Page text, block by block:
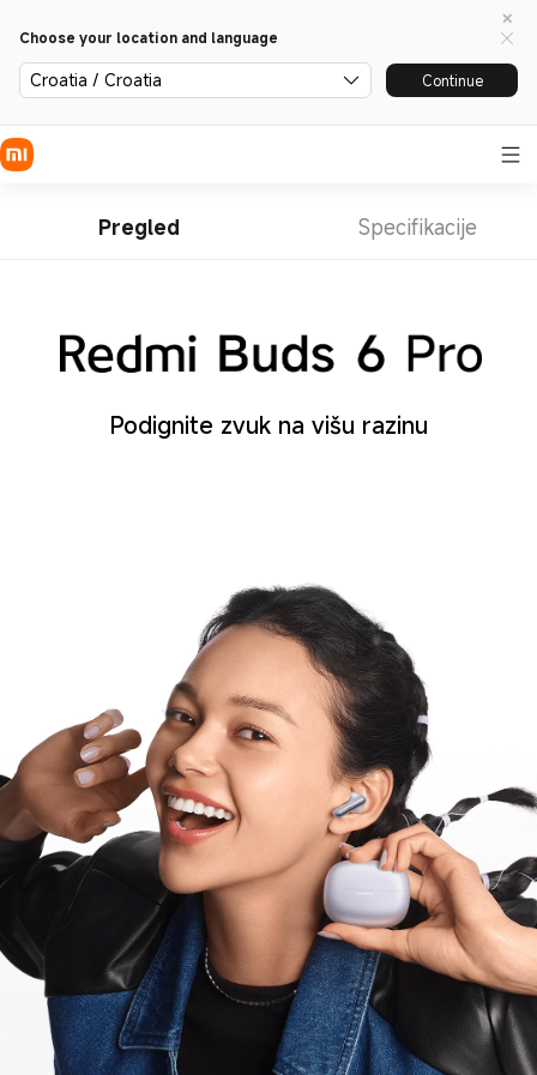
Choose your location and language
Croatia / Croatia Continue
Pregled Specifikacije
Podignite zvuk na višu razinu